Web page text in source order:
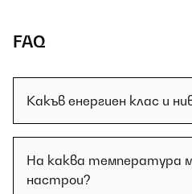
FAQ
Какъв енергиен клас и
На каква температура
настрои?